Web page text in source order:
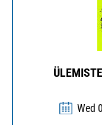
Wed